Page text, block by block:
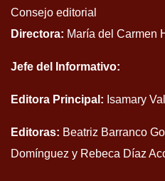
Consejo editorial
Directora: María del Carmen
Jefe del Informativo:
Editora Principal: Isamary
Editoras: Beatriz Barranco
Domínguez y Rebeca Díaz